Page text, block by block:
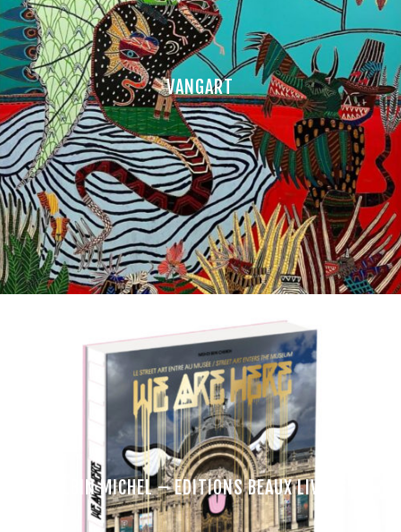
VANGART
ALBIN MICHEL – EDITIONS BEAUX LIVRES